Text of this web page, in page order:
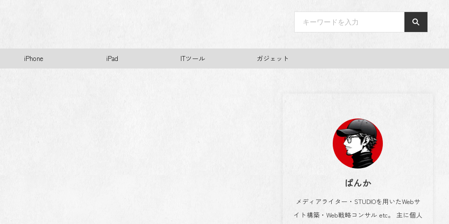
iPhone iPad ITツール ガジェット
ばんか
メディアライター・STUDIOを用いたWebサ
イト構築・Web戦略コンサル etc。 主に個人